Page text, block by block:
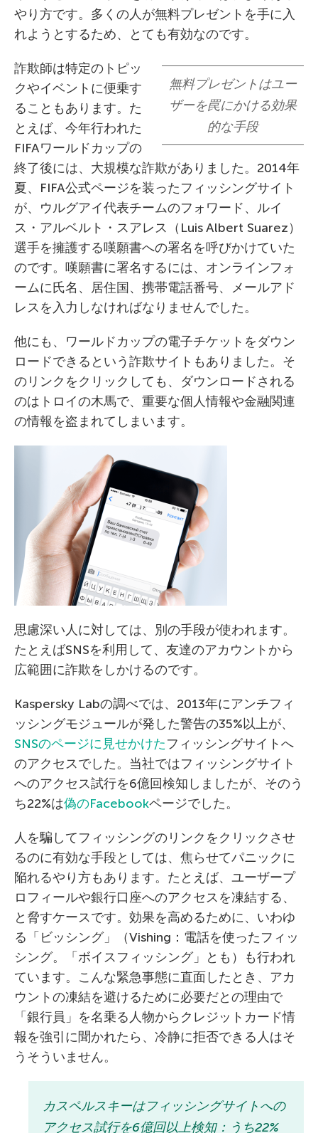
やり方です。多くの人が無料プレゼントを手に入
れようとするため、とても有効なのです。
無料プレゼントはユー
ザーを罠にかける効果
的な手段
詐欺師は特定のトピッ
クやイベントに便乗す
ることもあります。た
とえば、今年行われた
FIFAワールドカップの
終了後には、大規模な詐欺がありました。2014年
夏、FIFA公式ページを装ったフィッシングサイト
が、ウルグアイ代表チームのフォワード、ルイ
ス・アルベルト・スアレス（Luis Albert Suarez）
選手を擁護する嘆願書への署名を呼びかけていた
のです。嘆願書に署名するには、オンラインフォ
ームに氏名、居住国、携帯電話番号、メールアド
レスを入力しなければなりませんでした。
他にも、ワールドカップの電子チケットをダウン
ロードできるという詐欺サイトもありました。そ
のリンクをクリックしても、ダウンロードされる
のはトロイの木馬で、重要な個人情報や金融関連
の情報を盗まれてしまいます。
思慮深い人に対しては、別の手段が使われます。
たとえばSNSを利用して、友達のアカウントから
広範囲に詐欺をしかけるのです。
Kaspersky Labの調べでは、2013年にアンチフィ
ッシングモジュールが発した警告の35%以上が、
SNSのページに見せかけたフィッシングサイトへ
のアクセスでした。当社ではフィッシングサイト
へのアクセス試行を6億回検知しましたが、そのう
ち22%は偽のFacebookページでした。
人を騙してフィッシングのリンクをクリックさせ
るのに有効な手段としては、焦らせてパニックに
陥れるやり方もあります。たとえば、ユーザープ
ロフィールや銀行口座へのアクセスを凍結する、
と脅すケースです。効果を高めるために、いわゆ
る「ビッシング」（Vishing：電話を使ったフィッ
シング。「ボイスフィッシング」とも）も行われ
ています。こんな緊急事態に直面したとき、アカ
ウントの凍結を避けるために必要だとの理由で
「銀行員」を名乗る人物からクレジットカード情
報を強引に聞かれたら、冷静に拒否できる人はそ
うそういません。
カスペルスキーはフィッシングサイトへの
アクセス試行を6億回以上検知：うち22%